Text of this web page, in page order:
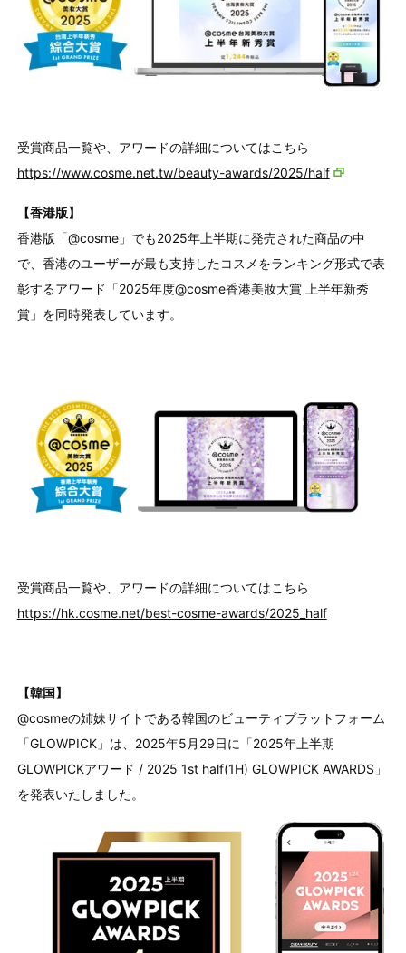
受賞商品一覧や、アワードの詳細についてはこちら
https://www.cosme.net.tw/beauty-awards/2025/half
【香港版】
香港版「@cosme」でも2025年上半期に発売された商品の中
で、香港のユーザーが最も支持したコスメをランキング形式で表
彰するアワード「2025年度@cosme香港美妝大賞 上半年新秀
賞」を同時発表しています。
受賞商品一覧や、アワードの詳細についてはこちら
https://hk.cosme.net/best-cosme-awards/2025_half
【韓国】
@cosmeの姉妹サイトである韓国のビューティプラットフォーム
「GLOWPICK」は、2025年5月29日に「2025年上半期
GLOWPICKアワード / 2025 1st half(1H) GLOWPICK AWARDS」
を発表いたしました。